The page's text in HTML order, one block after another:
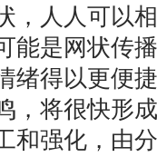
，人人可以
能是网状传
绪得以更便
，将很快形
和强化，由